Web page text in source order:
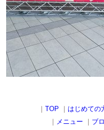
｜ TOP ｜ はじめての
｜ メニュー ｜ ブ